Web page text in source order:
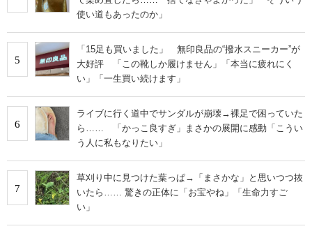
使い道もあったのか」
5
「15足も買いました」 無印良品の“撥水スニーカー”が
大好評 「この靴しか履けません」「本当に疲れにく
い」「一生買い続けます」
6
ライブに行く道中でサンダルが崩壊→裸足で困っていた
ら…… 「かっこ良すぎ」まさかの展開に感動「こうい
う人に私もなりたい」
7
草刈り中に見つけた葉っぱ→「まさかな」と思いつつ抜
いたら…… 驚きの正体に「お宝やね」「生命力すご
い」